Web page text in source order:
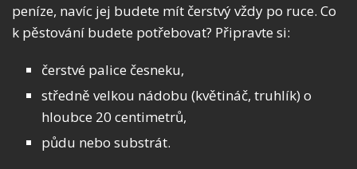
peníze, navíc jej budete mít čerstvý vždy po ruce. Co
k pěstování budete potřebovat? Připravte si:
čerstvé palice česneku,
středně velkou nádobu (květináč, truhlík) o
hloubce 20 centimetrů,
půdu nebo substrát.